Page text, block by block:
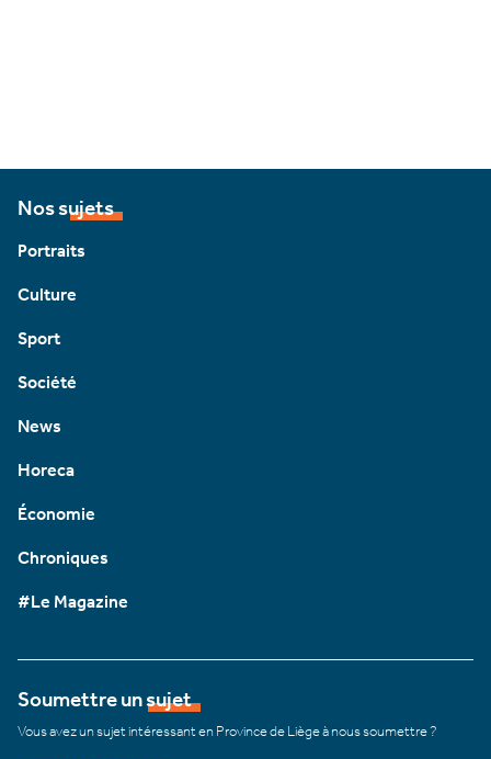
Nos sujets
Portraits
Culture
Sport
Société
News
Horeca
Économie
Chroniques
#Le Magazine
Soumettre un sujet
Vous avez un sujet intéressant en Province de Liège à nous soumettre ?